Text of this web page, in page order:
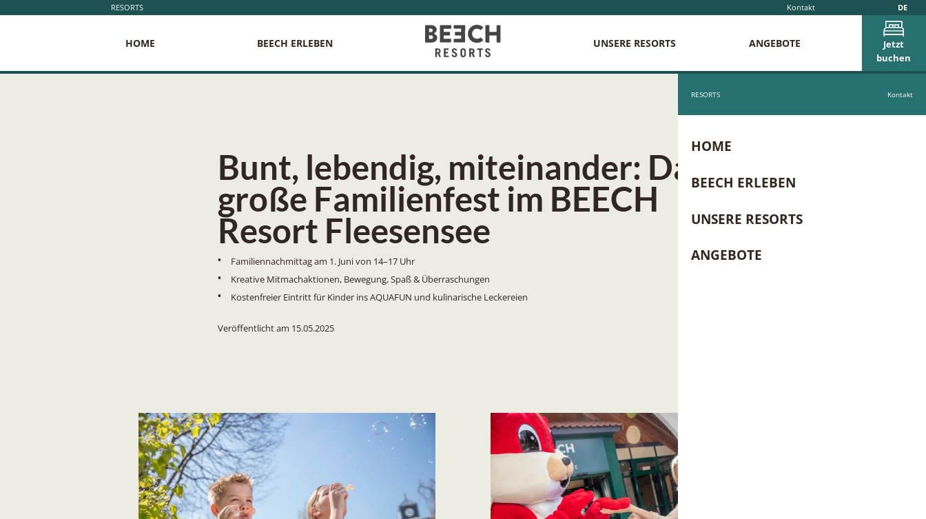
RESORTS Kontakt DE
HOME BEECH ERLEBEN UNSERE RESORTS ANGEBOTE
Jetzt
buchen
RESORTS Kontakt
HOME
BEECH ERLEBEN
UNSERE RESORTS
ANGEBOTE
Bunt, lebendig, miteinander: Das
große Familienfest im BEECH
Resort Fleesensee
Familiennachmittag am 1. Juni von 14–17 Uhr
Kreative Mitmachaktionen, Bewegung, Spaß & Überraschungen
Kostenfreier Eintritt für Kinder ins AQUAFUN und kulinarische Leckereien
Veröffentlicht am 15.05.2025